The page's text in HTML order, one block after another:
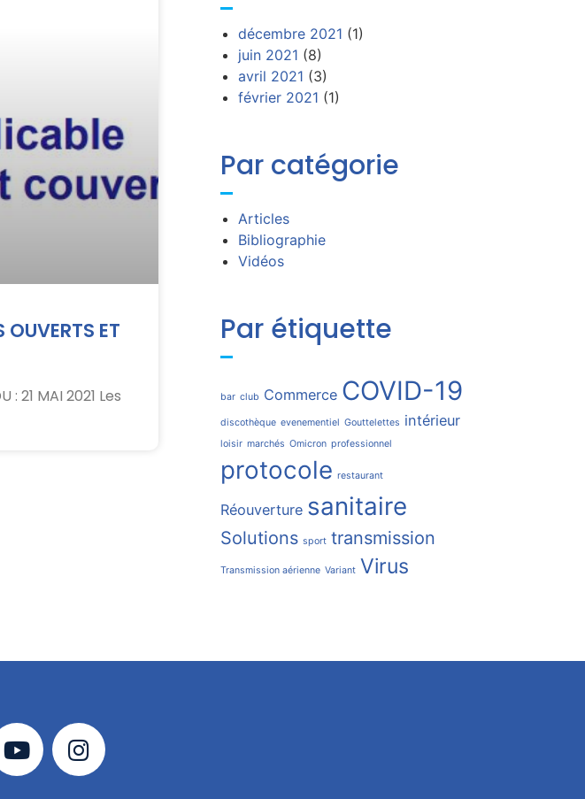
OUVERTS ET
: 21 MAI 2021 Les
décembre 2021 (1)
juin 2021 (8)
avril 2021 (3)
février 2021 (1)
Par catégorie
Articles
Bibliographie
Vidéos
Par étiquette
bar club Commerce COVID-19
discothèque evenementiel Gouttelettes intérieur
loisir marchés Omicron professionnel
protocole restaurant
Réouverture sanitaire
Solutions sport transmission
Transmission aérienne Variant Virus